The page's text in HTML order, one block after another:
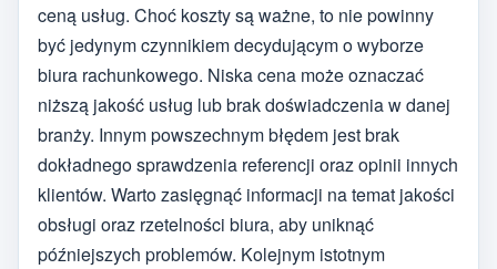
ceną usług. Choć koszty są ważne, to nie powinny
być jedynym czynnikiem decydującym o wyborze
biura rachunkowego. Niska cena może oznaczać
niższą jakość usług lub brak doświadczenia w danej
branży. Innym powszechnym błędem jest brak
dokładnego sprawdzenia referencji oraz opinii innych
klientów. Warto zasięgnąć informacji na temat jakości
obsługi oraz rzetelności biura, aby uniknąć
późniejszych problemów. Kolejnym istotnym